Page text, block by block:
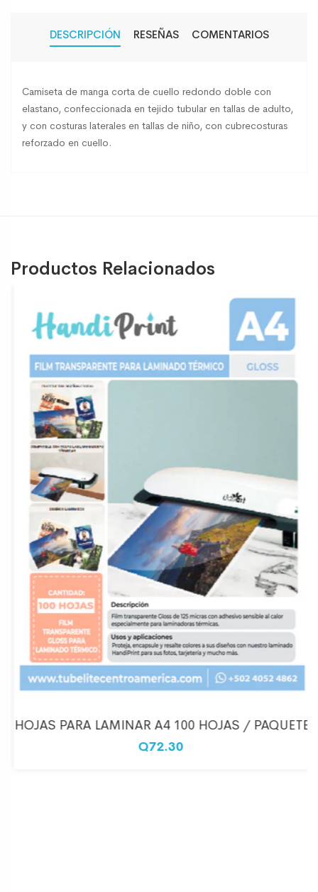
DESCRIPCIÓN RESEÑAS COMENTARIOS
Camiseta de manga corta de cuello redondo doble con
elastano, confeccionada en tejido tubular en tallas de adulto,
y con costuras laterales en tallas de niño, con cubrecosturas
reforzado en cuello.
Productos Relacionados
HOJAS PARA LAMINAR A4 100 HOJAS / PAQUETE
Q72.30